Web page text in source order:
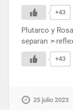
+43
Plutarco y
separan
+43
25 julio 2023